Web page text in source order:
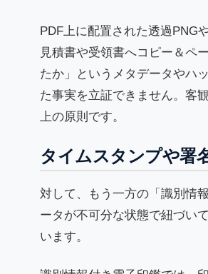
PDF上に配置された透過PNG
見積書や受領書へコピー＆ペ
たか」というメタデータやハ
た事実を立証できません。客
上の原則です。
タイムスタンプや署
対して、もう一方の「識別情
ータが不可分な状態で紐づい
います。